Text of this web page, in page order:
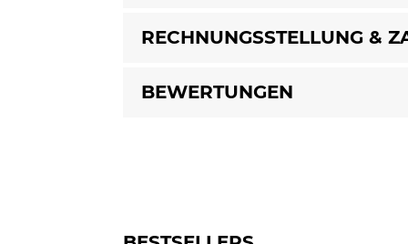
RECHNUNGSSTELLUNG &
BEWERTUNGEN